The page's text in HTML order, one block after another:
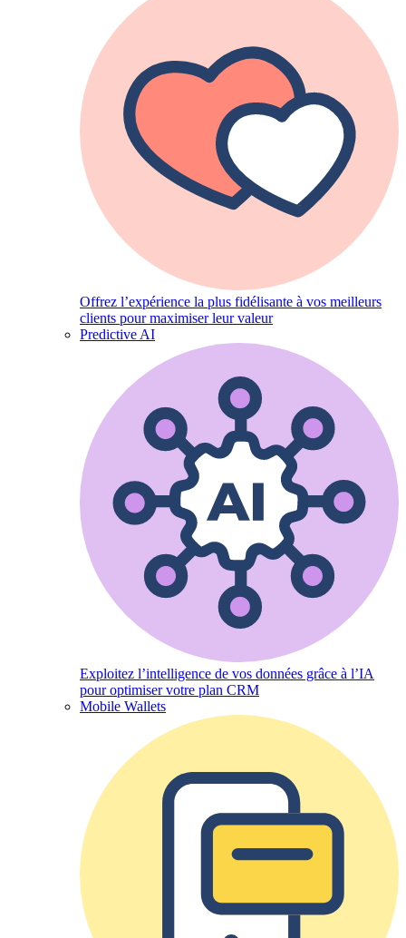
Offrez l’expérience la plus fidélisante à vos meilleurs
clients pour maximiser leur valeur
Predictive AI
Exploitez l’intelligence de vos données grâce à l’IA
pour optimiser votre plan CRM
Mobile Wallets